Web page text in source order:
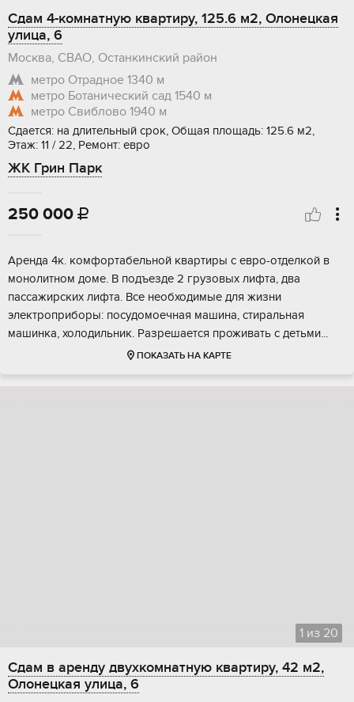
Сдам 4-комнатную квартиру, 125.6 м2, Олонецкая
улица, 6
Москва, СВАО, Останкинский район
метро Отрадное 1340 м
метро Ботанический сад 1540 м
метро Свиблово 1940 м
Сдается: на длительный срок, Общая площадь: 125.6 м2,
Этаж: 11 / 22, Ремонт: евро
ЖК Грин Парк
250 000 
Аренда 4к. комфортабельной квартиры с евро-отделкой в
монолитном доме. В подъезде 2 грузовых лифта, два
пассажирских лифта. Все необходимые для жизни
электроприборы: посудомоечная машина, стиральная
машинка, холодильник. Разрешается проживать с детьми...
ПОКАЗАТЬ НА КАРТЕ
1 из 20
Сдам в аренду двухкомнатную квартиру, 42 м2,
Олонецкая улица, 6